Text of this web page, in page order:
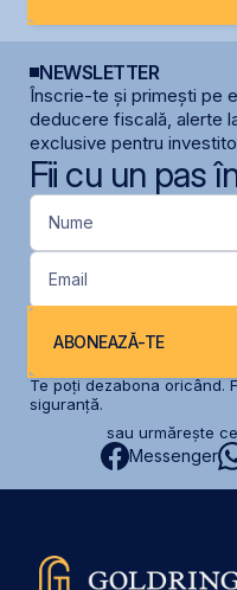
NEWSLETTER
Înscrie-te și primești pe
deducere fiscală, alerte
exclusive pentru
Fii cu un pas
Nume
Email
ABONEAZĂ-TE
Te poți dezabona oricând.
siguranță.
sau urmărește
Messenger